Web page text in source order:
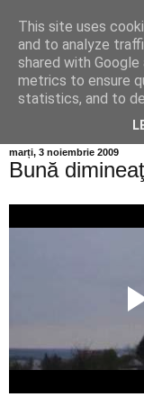
Info
BINE AȚI VENIT!
Vineri 07 August,
marți, 3 noiembrie 2009
Bună
This site uses
and to analyze
shared with
metrics to ensure
statistics, and to